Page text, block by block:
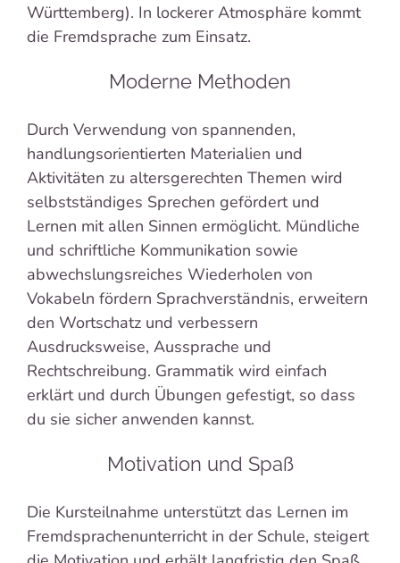
Württemberg). In lockerer Atmosphäre kommt
die Fremdsprache zum Einsatz.
Moderne Methoden
Durch Verwendung von spannenden,
handlungsorientierten Materialien und
Aktivitäten zu altersgerechten Themen wird
selbstständiges Sprechen gefördert und
Lernen mit allen Sinnen ermöglicht. Mündliche
und schriftliche Kommunikation sowie
abwechslungsreiches Wiederholen von
Vokabeln fördern Sprachverständnis, erweitern
den Wortschatz und verbessern
Ausdrucksweise, Aussprache und
Rechtschreibung. Grammatik wird einfach
erklärt und durch Übungen gefestigt, so dass
du sie sicher anwenden kannst.
Motivation und Spaß
Die Kursteilnahme unterstützt das Lernen im
Fremdsprachenunterricht in der Schule, steigert